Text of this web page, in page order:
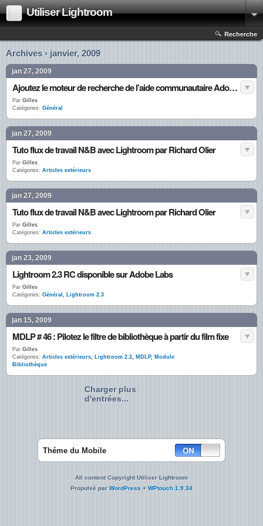
Utiliser Lightroom
Recherche
Archives › janvier, 2009
jan 27, 2009
Ajoutez le moteur de recherche de l’aide communautaire Adobe dans Firefox
Par Gilles
Catégories: Général
jan 27, 2009
Tuto flux de travail N&B avec Lightroom par Richard Olier
Par Gilles
Catégories: Articles extérieurs
jan 27, 2009
Tuto flux de travail N&B avec Lightroom par Richard Olier
Par Gilles
Catégories: Articles extérieurs
jan 23, 2009
Lightroom 2.3 RC disponible sur Adobe Labs
Par Gilles
Catégories: Général , Lightroom 2.3
jan 15, 2009
MDLP # 46 : Pilotez le filtre de bibliothèque à partir du film fixe
Par Gilles
Catégories: Articles extérieurs, Lightroom 2.2, MDLP, Module
Bibliothèque
Charger plus
d'entrées...
Théme du Mobile
All content Copyright Utiliser Lightroom
Propulsé parWordPress + WPtouch 1.9.34